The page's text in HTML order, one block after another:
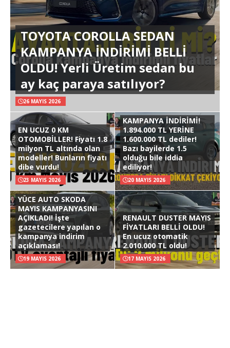
TOYOTA COROLLA SEDAN
KAMPANYA İNDİRİMİ BELLİ
OLDU! Yerli Üretim sedan bu
ay kaç paraya satılıyor?
26 MAYIS 2026
EN UCUZ 0 KM
OTOMOBİLLER! Fiyatı 1.8
milyon TL altında olan
modeller! Bunların fiyatı
dibe vurdu!
23 MAYIS 2026
KAMPANYA İNDİRİMİ!
1.894.000 TL YERİNE
1.600.000 TL dediler!
Bazı bayilerde 1.5
olduğu bile iddia
ediliyor!
20 MAYIS 2026
YÜCE AUTO SKODA
MAYIS KAMPANYASINI
AÇIKLADI! İşte
gazetecilere yapılan o
kampanya indirim
açıklaması!
19 MAYIS 2026
RENAULT DUSTER MAYIS
FİYATLARI BELLİ OLDU!
En ucuz otomatik
2.010.000 TL oldu!
17 MAYIS 2026